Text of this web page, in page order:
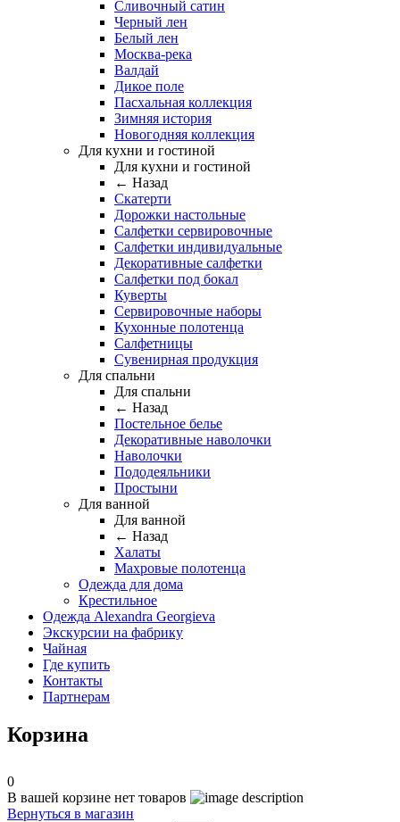
Сливочный сатин
Черный лен
Белый лен
Москва-река
Валдай
Дикое поле
Пасхальная коллекция
Зимняя история
Новогодняя коллекция
Для кухни и гостиной
Для кухни и гостиной
← Назад
Скатерти
Дорожки настольные
Салфетки сервировочные
Салфетки индивидуальные
Декоративные салфетки
Салфетки под бокал
Куверты
Сервировочные наборы
Кухонные полотенца
Салфетницы
Сувенирная продукция
Для спальни
Для спальни
← Назад
Постельное белье
Декоративные наволочки
Наволочки
Пододеяльники
Простыни
Для ванной
Для ванной
← Назад
Халаты
Махровые полотенца
Одежда для дома
Крестильное
Одежда Alexandra Georgieva
Экскурсии на фабрику
Чайная
Где купить
Контакты
Партнерам
Корзина
0
В вашей корзине нет товаров
Вернуться в магазин